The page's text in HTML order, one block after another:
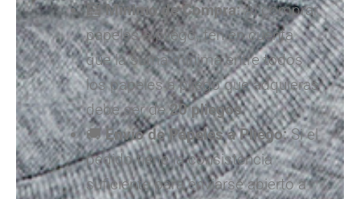
🧮Mínimo de Compra:Al comprar
papeles a pliego, ten en cuenta
que la suma mínima entre todos
los papeles a pliego que adquieras
debe ser de20 pliegos.
🚚Envío de Papeles a Pliego:Si el
pedido tiene la consistencia
suficiente para enviarse abierto a